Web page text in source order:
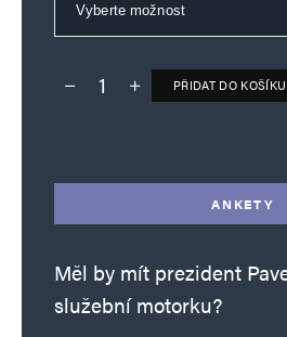
Deník TO – verze bez reklam
PŘIDAT DO KOŠÍKU
ANKETY
Měl by mít prezident
služební motorku?